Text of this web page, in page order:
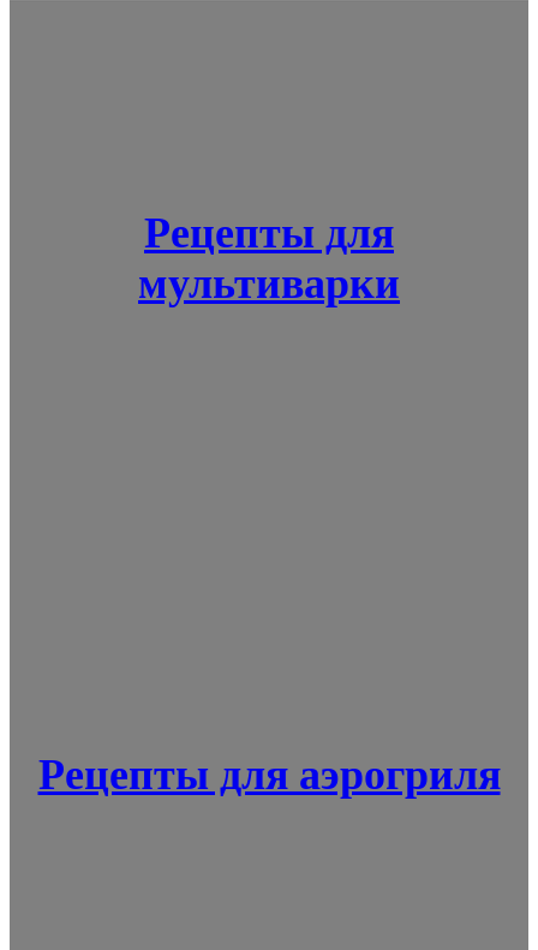
Рецепты для
мультиварки
Рецепты для аэрогриля